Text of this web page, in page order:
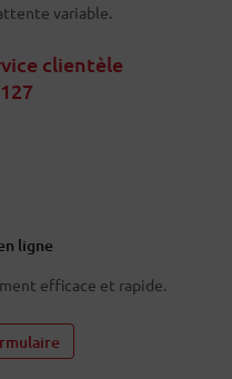
variable.
clientèle
ligne
efficace et rapide.